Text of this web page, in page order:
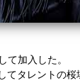
て加入した。
タレントの桜